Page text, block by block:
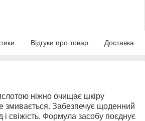
Відгуки про товар Доставка
ніжно очищає шкіру
змивається. Забезпечує щоденний
свіжість. Формула засобу поєднує